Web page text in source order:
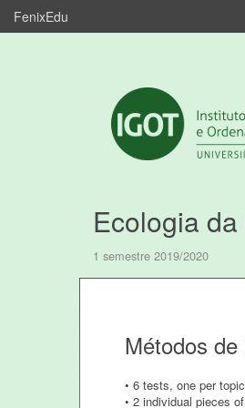
FenixEdu
Ecologia
1 semestre 2019/2020
Métodos
• 6 tests, one per
• 2 individual pieces